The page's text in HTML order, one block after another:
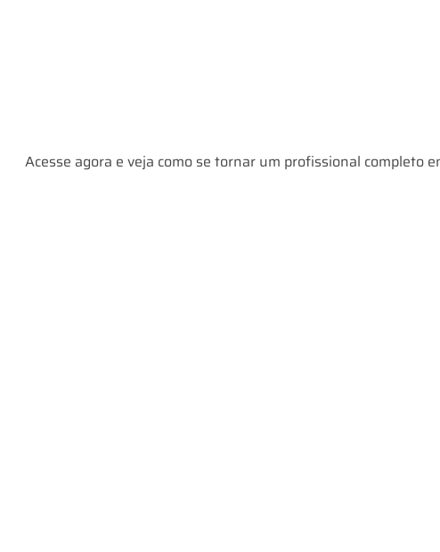
Acesse agora e veja como se tornar um profissional completo